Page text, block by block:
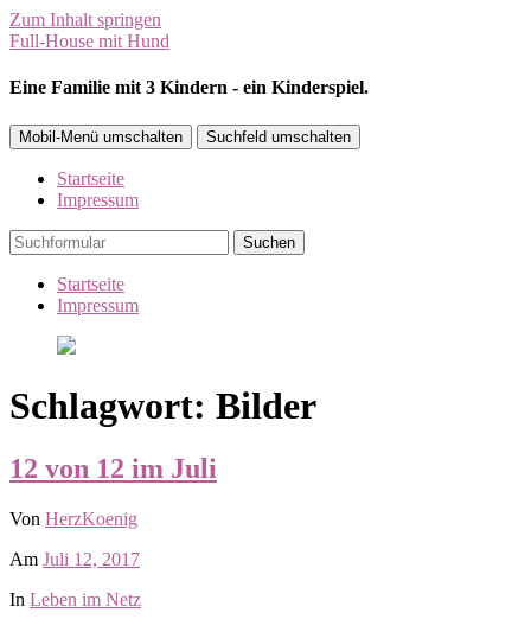
Zum Inhalt springen
Full-House mit Hund
Eine Familie mit 3 Kindern - ein Kinderspiel.
Mobil-Menü umschalten Suchfeld umschalten
Startseite
Impressum
Suchen
Startseite
Impressum
Schlagwort: Bilder
12 von 12 im Juli
Von HerzKoenig
Am Juli 12, 2017
In Leben im Netz